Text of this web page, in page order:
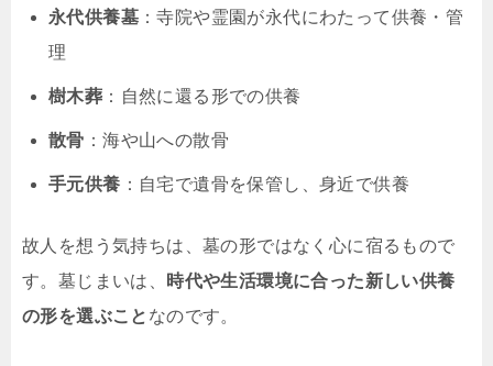
永代供養墓 ：寺院や霊園が永代にわたって供養・管
理
樹木葬 ：自然に還る形での供養
散骨 ：海や山への散骨
手元供養 ：自宅で遺骨を保管し、身近で供養
故人を想う気持ちは、墓の形ではなく心に宿るもので
す。墓じまいは、
時代や生活環境に合った新しい供養
の形を選ぶこと なのです。